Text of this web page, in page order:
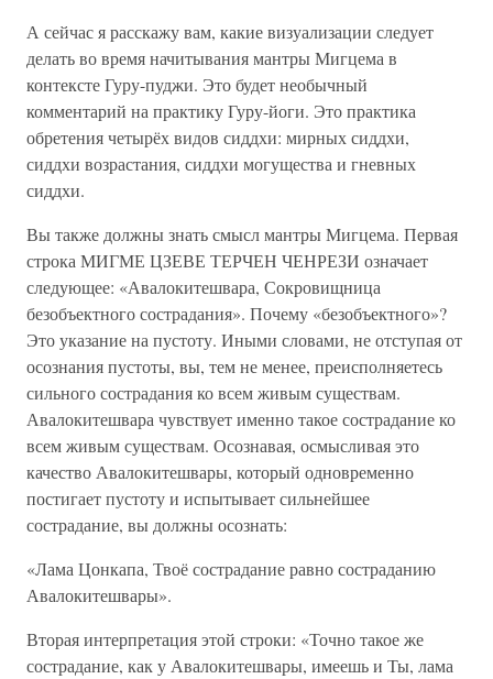
А сейчас я расскажу вам, какие визуализации следует
делать во время начитывания мантры Мигцема в
контексте Гуру-пуджи. Это будет необычный
комментарий на практику Гуру-йоги. Это практика
обретения четырёх видов сиддхи: мирных сиддхи,
сиддхи возрастания, сиддхи могущества и гневных
сиддхи.
Вы также должны знать смысл мантры Мигцема. Первая
строка МИГМЕ ЦЗЕВЕ ТЕРЧЕН ЧЕНРЕЗИ означает
следующее: «Авалокитешвара, Сокровищница
безобъектного сострадания». Почему «безобъектного»?
Это указание на пустоту. Иными словами, не отступая от
осознания пустоты, вы, тем не менее, преисполняетесь
сильного сострадания ко всем живым существам.
Авалокитешвара чувствует именно такое сострадание ко
всем живым существам. Осознавая, осмысливая это
качество Авалокитешвары, который одновременно
постигает пустоту и испытывает сильнейшее
сострадание, вы должны осознать:
«Лама Цонкапа, Твоё сострадание равно состраданию
Авалокитешвары».
Вторая интерпретация этой строки: «Точно такое же
сострадание, как у Авалокитешвары, имеешь и Ты, лама